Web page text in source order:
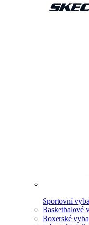
Sportovní
Basketbalové
Boxerské